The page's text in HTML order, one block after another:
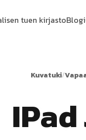
tuen kirjastoBlogi
Kuvatuki/